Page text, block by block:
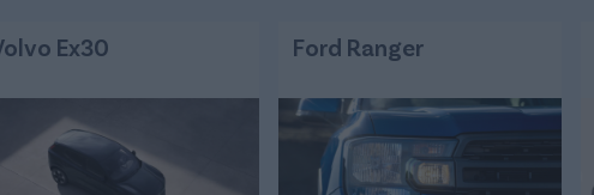
Ex30 Ford Ranger